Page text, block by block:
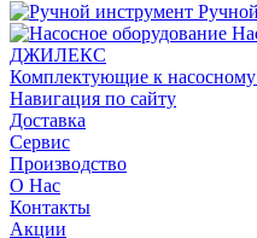
ДЖИЛЕКС
Комплектующие к
Навигация по сайту
Доставка
Сервис
Производство
О Нас
Контакты
Акции